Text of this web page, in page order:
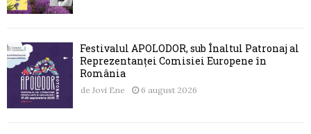
Festivalul APOLODOR, sub Înaltul Patronaj al
Reprezentanței Comisiei Europene în
România
de Jovi Ene 6 august 2026